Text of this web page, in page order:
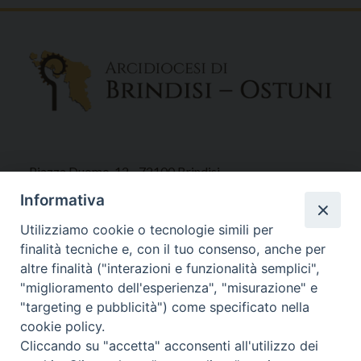
Piazza Duomo, 12 - 72100 Brindisi
Tel 0831.521958
Fax 0831.528315
Orari Curia
Mar. / Mer. / Giov. ore 9 - 13
nei mesi estivi solo Martedì ore 9 - 13
Informativa
Utilizziamo cookie o tecnologie simili per
finalità tecniche e, con il tuo consenso, anche per
altre finalità ("interazioni e funzionalità semplici",
"miglioramento dell'esperienza", "misurazione" e
"targeting e pubblicità") come specificato nella
cookie policy.
Cliccando su "accetta" acconsenti all'utilizzo dei